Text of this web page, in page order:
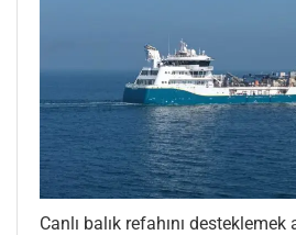
Canlı balık refahını